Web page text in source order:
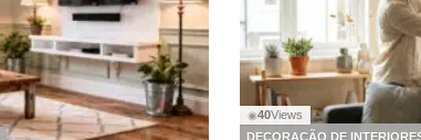
◉40Views
DECORAÇÃO DE